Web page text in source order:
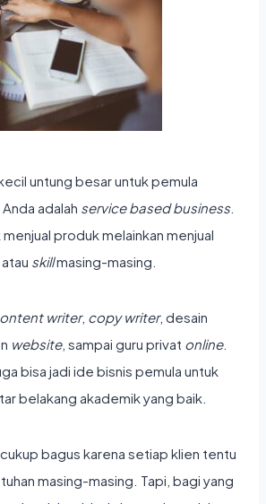
untung besar untuk pemula
adalah service based business.
produk melainkan menjual
skillmasing-masing.
writer, copy writer, desain
website, sampai guru privat online.
bisa jadi ide bisnis pemula untuk
belakang akademik yang baik.
bagus karena setiap klien tentu
masing-masing. Tapi, bagi yang